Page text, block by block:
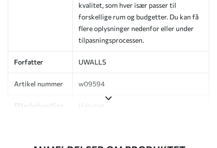
kvalitet, som hver især passer til
forskellige rum og budgetter. Du kan få
flere oplysninger nedenfor eller under
tilpasningsprocessen.
Forfatter UWALLS
Artikel nummer w09594
Efterbehandling Halvmat.